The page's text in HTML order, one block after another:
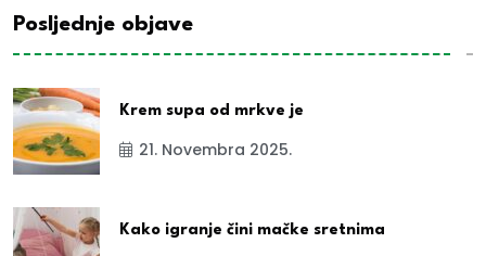
Posljednje objave
Krem supa od mrkve je
21. Novembra 2025.
Kako igranje čini mačke sretnima